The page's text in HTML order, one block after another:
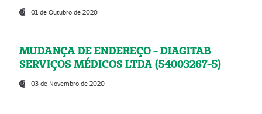
01 de Outubro de 2020
MUDANÇA DE ENDEREÇO - DIAGITAB
SERVIÇOS MÉDICOS LTDA (54003267-5)
03 de Novembro de 2020